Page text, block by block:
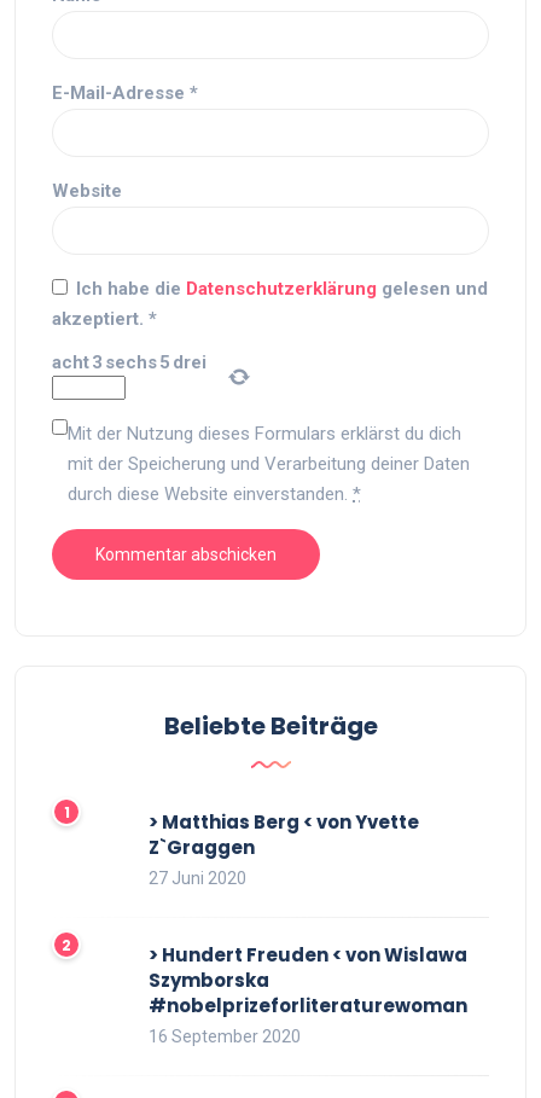
E-Mail-Adresse *
Website
Ich habe die Datenschutzerklärung gelesen und
akzeptiert. *
acht3 sechs5 drei
Mit der Nutzung dieses Formulars erklärst du dich
mit der Speicherung und Verarbeitung deiner Daten
durch diese Website einverstanden. *
Beliebte Beiträge
> Matthias Berg < von Yvette
Z`Graggen
27 Juni 2020
> Hundert Freuden < von Wislawa
Szymborska
#nobelprizeforliteraturewoman
16 September 2020